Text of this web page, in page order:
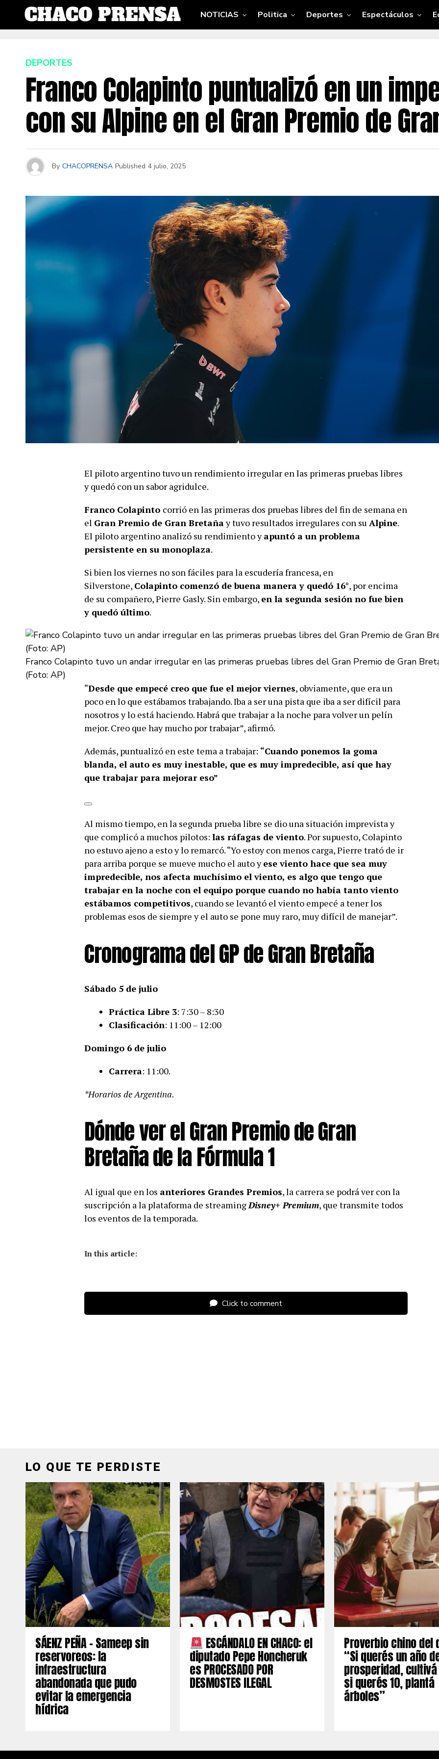
NOTICIAS Politica Deportes Espectáculos
DEPORTES
Franco Colapinto puntualizó en un
con su Alpine en el Gran Premio de
By CHACOPRENSA Published 4 julio, 2025
El piloto argentino tuvo un rendimiento irregular en las primeras pruebas libres
y quedó con un sabor agridulce.
Franco Colapinto corrió en las primeras dos pruebas libres del fin de semana en
el Gran Premio de Gran Bretañay tuvo resultados irregulares con su Alpine.
El piloto argentino analizó su rendimiento yapuntó a un problema
persistente en su monoplaza.
Si bien los viernes no son fáciles para la escudería francesa, en
Silverstone, Colapinto comenzó de buena manera y quedó 16°, por encima
de su compañero, Pierre Gasly. Sin embargo, en la segunda sesión no fue bien
y quedó último.
Franco Colapinto tuvo un andar irregular en las primeras pruebas libres del Gran Premio de Gran
(Foto: AP)
“Desde que empecé creo que fue el mejor viernes, obviamente, que era un
poco en lo que estábamos trabajando. Iba a ser una pista que iba a ser difícil para
nosotros y lo está haciendo. Habrá que trabajar a la noche para volver un pelín
mejor. Creo que hay mucho por trabajar”, afirmó.
Además, puntualizó en este tema a trabajar: “Cuando ponemos la goma
blanda, el auto es muy inestable, que es muy impredecible, así que hay
que trabajar para mejorar eso”
Al mismo tiempo, en la segunda prueba libre se dio una situación imprevista y
que complicó a muchos pilotos: las ráfagas de viento. Por supuesto, Colapinto
no estuvo ajeno a esto y lo remarcó. “Yo estoy con menos carga, Pierre trató de ir
para arriba porque se mueve mucho el auto yese viento hace que sea muy
impredecible, nos afecta muchísimo el viento, es algo que tengo que
trabajar en la noche con el equipo porque cuando no había tanto viento
estábamos competitivos, cuando se levantó el viento empecé a tener los
problemas esos de siempre y el auto se pone muy raro, muy difícil de manejar”.
Cronograma del GP de Gran Bretaña
Sábado 5 de julio
Práctica Libre 3: 7:30 – 8:30
Clasificación: 11:00 – 12:00
Domingo 6 de julio
Carrera: 11:00.
*Horarios de Argentina.
Dónde ver el Gran Premio de Gran
Bretaña de la Fórmula 1
Al igual que en los anteriores Grandes Premios, la carrera se podrá ver con la
suscripción a la plataforma de streamingDisney+ Premium, que transmite todos
los eventos de la temporada.
In this article:
Click to comment
LO QUE TE PERDISTE
SÁENZ PEÑA – Sameep sin
reservoreos: la
infraestructura
abandonada que pudo
evitar la emergencia
hídrica
ESCÁNDALO EN CHACO: el
diputado Pepe Honcheruk
es PROCESADO POR
DESMOSTES ILEGAL
Proverbio chino del
“Si querés un año
prosperidad,
si querés 10, plantá
árboles”